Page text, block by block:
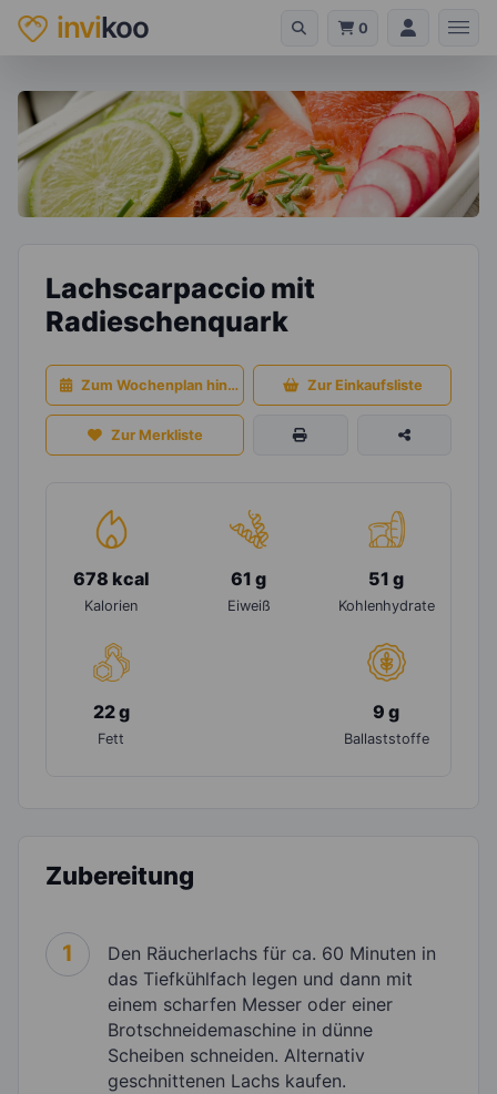
invikoo 0
Lachscarpaccio mit
Radieschenquark
Zum Wochenplan hinzufügen Zur Einkaufsliste
Zur Merkliste
678 kcal
Kalorien
61 g
Eiweiß
51 g
Kohlenhydrate
22 g
Fett
9 g
Ballaststoffe
Zubereitung
1
Den Räucherlachs für ca. 60 Minuten in
das Tiefkühlfach legen und dann mit
einem scharfen Messer oder einer
Brotschneidemaschine in dünne
Scheiben schneiden. Alternativ
geschnittenen Lachs kaufen.